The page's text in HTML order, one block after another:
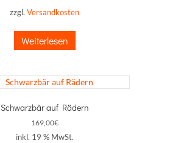
zzgl. Versandkosten
Weiterlesen
Schwarzbär auf Rädern
169,00€
inkl. 19 % MwSt.